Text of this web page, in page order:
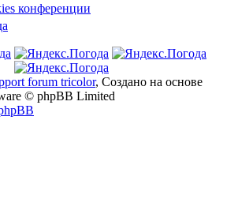
конференции
forum tricolor, Создано на основе
© phpBB Limited